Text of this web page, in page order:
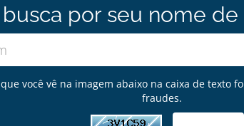
por seu nome
você vê na imagem abaixo na caixa de texto
fraudes.